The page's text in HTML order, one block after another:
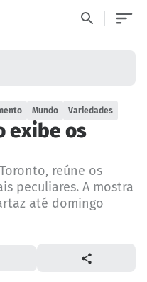
Mundo Variedades
exibe os
reúne os
peculiares. A mostra
até domingo